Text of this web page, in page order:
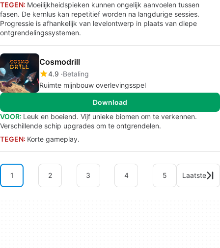
TEGEN: Moeilijkheidspieken kunnen ongelijk aanvoelen tussen
fasen. De kernlus kan repetitief worden na langdurige sessies.
Progressie is afhankelijk van levelontwerp in plaats van diepe
ontgrendelingssystemen.
Cosmodrill
4.9 Betaling
Ruimte mijnbouw overlevingsspel
Download
VOOR: Leuk en boeiend. Vijf unieke biomen om te verkennen.
Verschillende schip upgrades om te ontgrendelen.
TEGEN: Korte gameplay.
1 2 3 4 5 Laatste